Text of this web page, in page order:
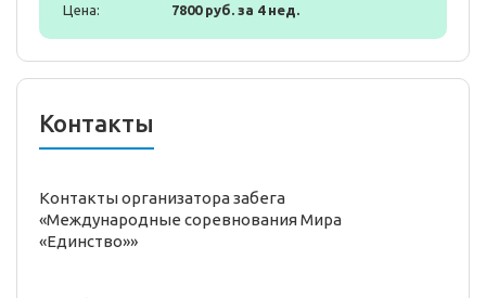
Цена:
7800 руб. за 4 нед.
Контакты
Контакты организатора забега
«Международные соревнования Мира
«Единство»»